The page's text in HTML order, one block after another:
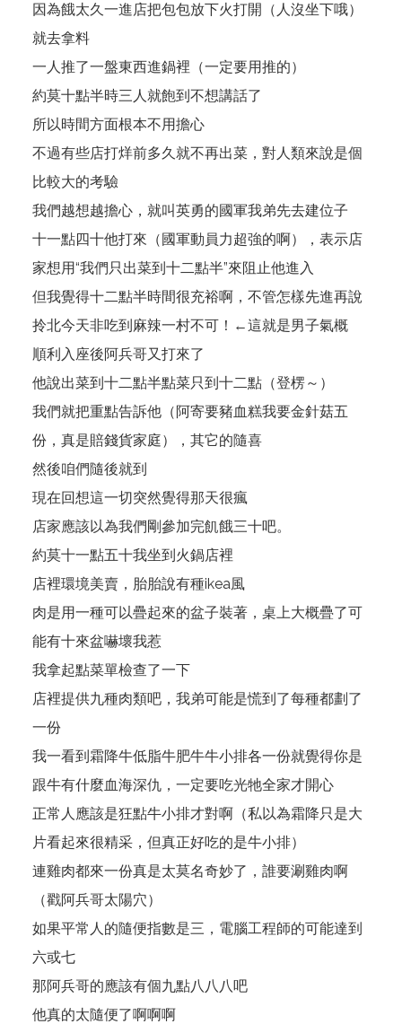
因為餓太久一進店把包包放下火打開（人沒坐下哦）
就去拿料
一人推了一盤東西進鍋裡（一定要用推的）
約莫十點半時三人就飽到不想講話了
所以時間方面根本不用擔心
不過有些店打烊前多久就不再出菜，對人類來說是個
比較大的考驗
我們越想越擔心，就叫英勇的國軍我弟先去建位子
十一點四十他打來（國軍動員力超強的啊），表示店
家想用“我們只出菜到十二點半”來阻止他進入
但我覺得十二點半時間很充裕啊，不管怎樣先進再說
拎北今天非吃到麻辣一村不可！←這就是男子氣概
順利入座後阿兵哥又打來了
他說出菜到十二點半點菜只到十二點（登楞～）
我們就把重點告訴他（阿寄要豬血糕我要金針菇五
份，真是賠錢貨家庭），其它的隨喜
然後咱們隨後就到
現在回想這一切突然覺得那天很瘋
店家應該以為我們剛參加完飢餓三十吧。
約莫十一點五十我坐到火鍋店裡
店裡環境美賣，胎胎說有種ikea風
肉是用一種可以疊起來的盆子裝著，桌上大概疊了可
能有十來盆嚇壞我惹
我拿起點菜單檢查了一下
店裡提供九種肉類吧，我弟可能是慌到了每種都劃了
一份
我一看到霜降牛低脂牛肥牛牛小排各一份就覺得你是
跟牛有什麼血海深仇，一定要吃光牠全家才開心
正常人應該是狂點牛小排才對啊（私以為霜降只是大
片看起來很精采，但真正好吃的是牛小排）
連雞肉都來一份真是太莫名奇妙了，誰要涮雞肉啊
（戳阿兵哥太陽穴）
如果平常人的隨便指數是三，電腦工程師的可能達到
六或七
那阿兵哥的應該有個九點八八八吧
他真的太隨便了啊啊啊